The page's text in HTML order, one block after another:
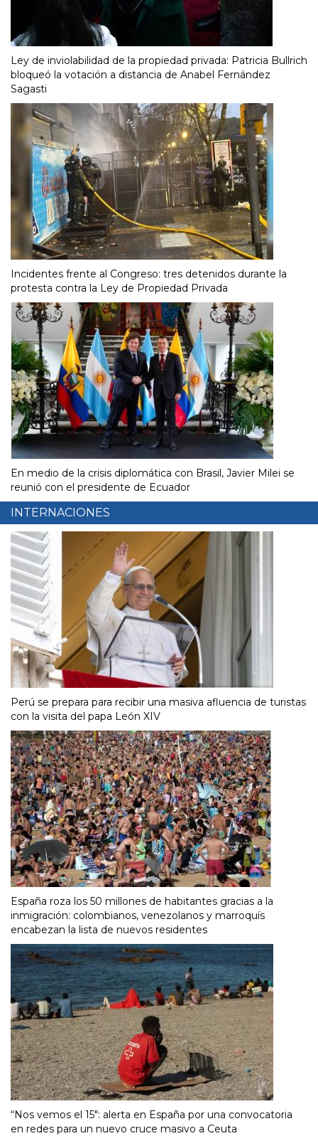
Ley de inviolabilidad de la propiedad privada: Patricia Bullrich
bloqueó la votación a distancia de Anabel Fernández
Sagasti
Incidentes frente al Congreso: tres detenidos durante la
protesta contra la Ley de Propiedad Privada
En medio de la crisis diplomática con Brasil, Javier Milei se
reunió con el presidente de Ecuador
INTERNACIONES
Perú se prepara para recibir una masiva afluencia de turistas
con la visita del papa León XIV
España roza los 50 millones de habitantes gracias a la
inmigración: colombianos, venezolanos y marroquís
encabezan la lista de nuevos residentes
“Nos vemos el 15″: alerta en España por una convocatoria
en redes para un nuevo cruce masivo a Ceuta